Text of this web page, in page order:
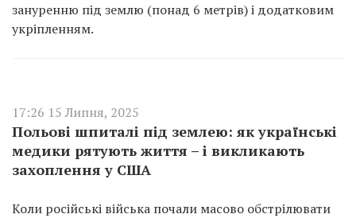
зануренню під землю (понад 6 метрів) і додатковим
укріпленням.
17:26 15 Липня, 2025
Польові шпиталі під землею: як українські
медики рятують життя – і викликають
захоплення у США
Коли російські війська почали масово обстрілювати